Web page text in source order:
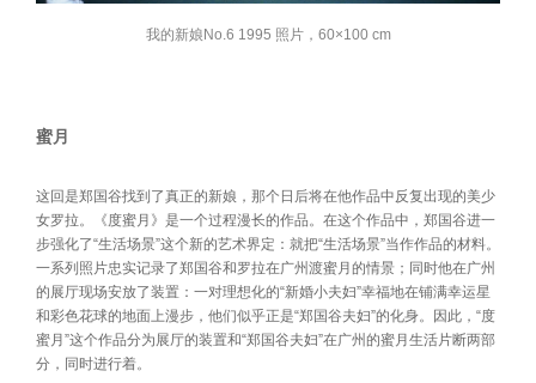
我的新娘No.6 1995 照片，60×100 cm
蜜月
这回是郑国谷找到了真正的新娘，那个日后将在他作品中反复出现的美少
女罗拉。《度蜜月》是一个过程漫长的作品。在这个作品中，郑国谷进一
步强化了“生活场景”这个新的艺术界定：就把“生活场景”当作作品的材料。
一系列照片忠实记录了郑国谷和罗拉在广州渡蜜月的情景；同时他在广州
的展厅现场安放了装置：一对理想化的“新婚小夫妇”幸福地在铺满幸运星
和彩色花球的地面上漫步，他们似乎正是“郑国谷夫妇”的化身。因此，“度
蜜月”这个作品分为展厅的装置和“郑国谷夫妇”在广州的蜜月生活片断两部
分，同时进行着。